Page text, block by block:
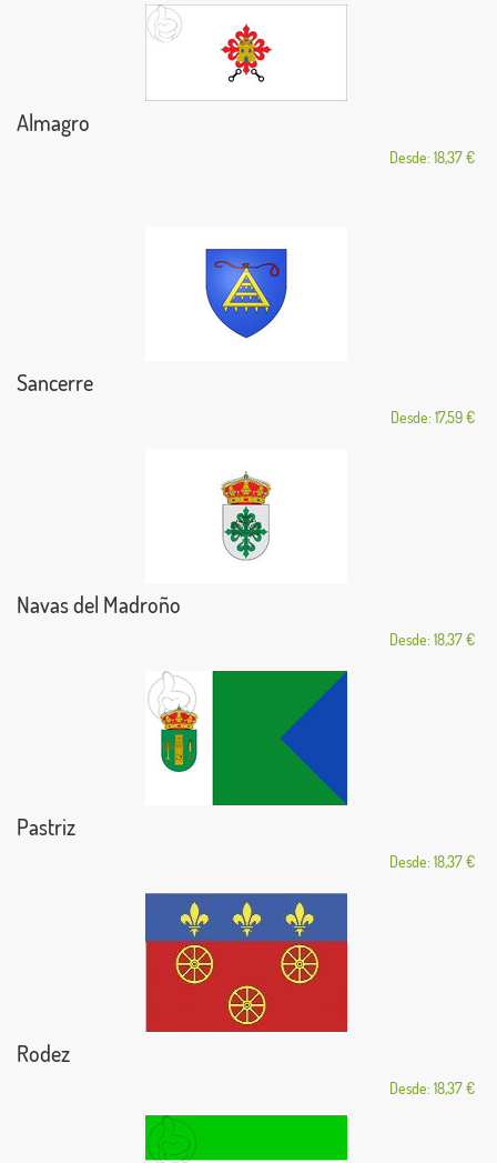
Almagro
Desde: 18,37 €
Sancerre
Desde: 17,59 €
Navas del Madroño
Desde: 18,37 €
Pastriz
Desde: 18,37 €
Rodez
Desde: 18,37 €